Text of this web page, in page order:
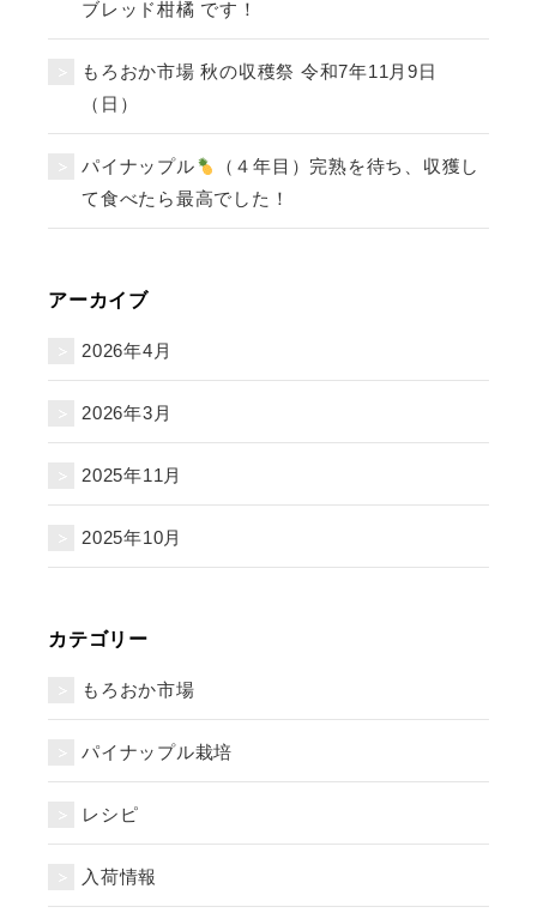
ブレッド柑橘 です！
もろおか市場 秋の収穫祭 令和7年11月9日
（日）
パイナップル
（４年目）完熟を待ち、収獲し
て食べたら最高でした！
アーカイブ
2026年4月
2026年3月
2025年11月
2025年10月
カテゴリー
もろおか市場
パイナップル栽培
レシピ
入荷情報